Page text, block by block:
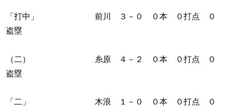
「打中」 前川 ３－０ ０本 ０打点 ０
盗塁
（二） 糸原 ４－２ ０本 ０打点 ０
盗塁
「二」 木浪 １－０ ０本 ０打点 ０